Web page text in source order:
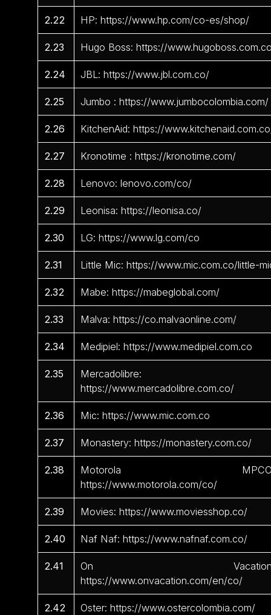
2.22 HP: https://www.hp.com/co-es/shop/
2.23 Hugo Boss: https://
2.24 JBL: https://www.jbl.com.co/
2.25 Jumbo : https://www.jumbocolombia.com/
2.26 KitchenAid: https://
2.27 Kronotime : https://kronotime.com/
2.28 Lenovo: lenovo.com/co/
2.29 Leonisa: https://leonisa.co/
2.30 LG: https://www.lg.com/co
2.31 Little Mic: https://www.mic.com.co/little-
2.32 Mabe: https://mabeglobal.com/
2.33 Malva: https://co.malvaonline.com/
2.34 Medipiel: https://www.medipiel.com.co
2.35
Mercadolibre:
https://www.mercadolibre.com.co/
2.36 Mic: https://www.mic.com.co
2.37 Monastery: https://monastery.com.co/
2.38
Motorola
https://www.motorola.com/co/
2.39 Movies: https://www.moviesshop.co/
2.40 Naf Naf: https://www.nafnaf.com.co/
2.41
On
https://www.onvacation.com/en/co/
2.42 Oster: https://www.ostercolombia.com/